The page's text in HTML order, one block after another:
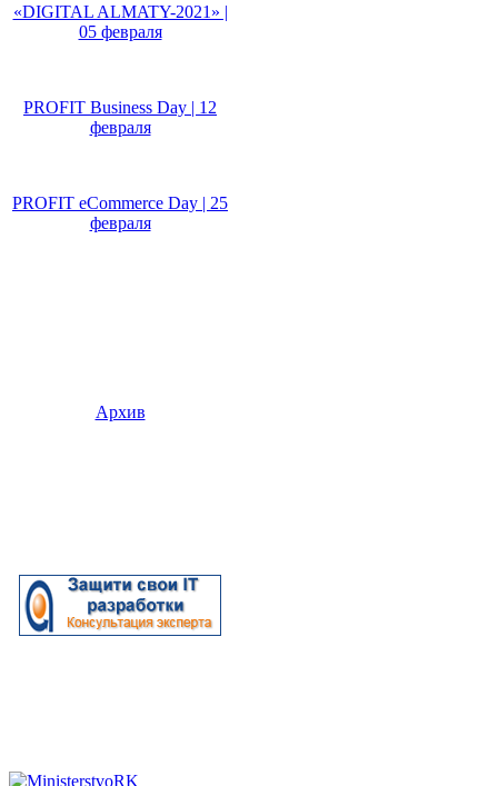
«DIGITAL ALMATY-2021» |
05 февраля
PROFIT Business Day | 12
февраля
PROFIT eCommerce Day | 25
февраля
Архив